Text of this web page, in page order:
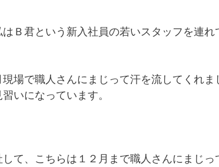
Ｂ君という新入社員の若いスタッフを連
現場で職人さんにまじって汗を流してくれ
いになっています。
して、こちらは１２月まで職人さんにまじ